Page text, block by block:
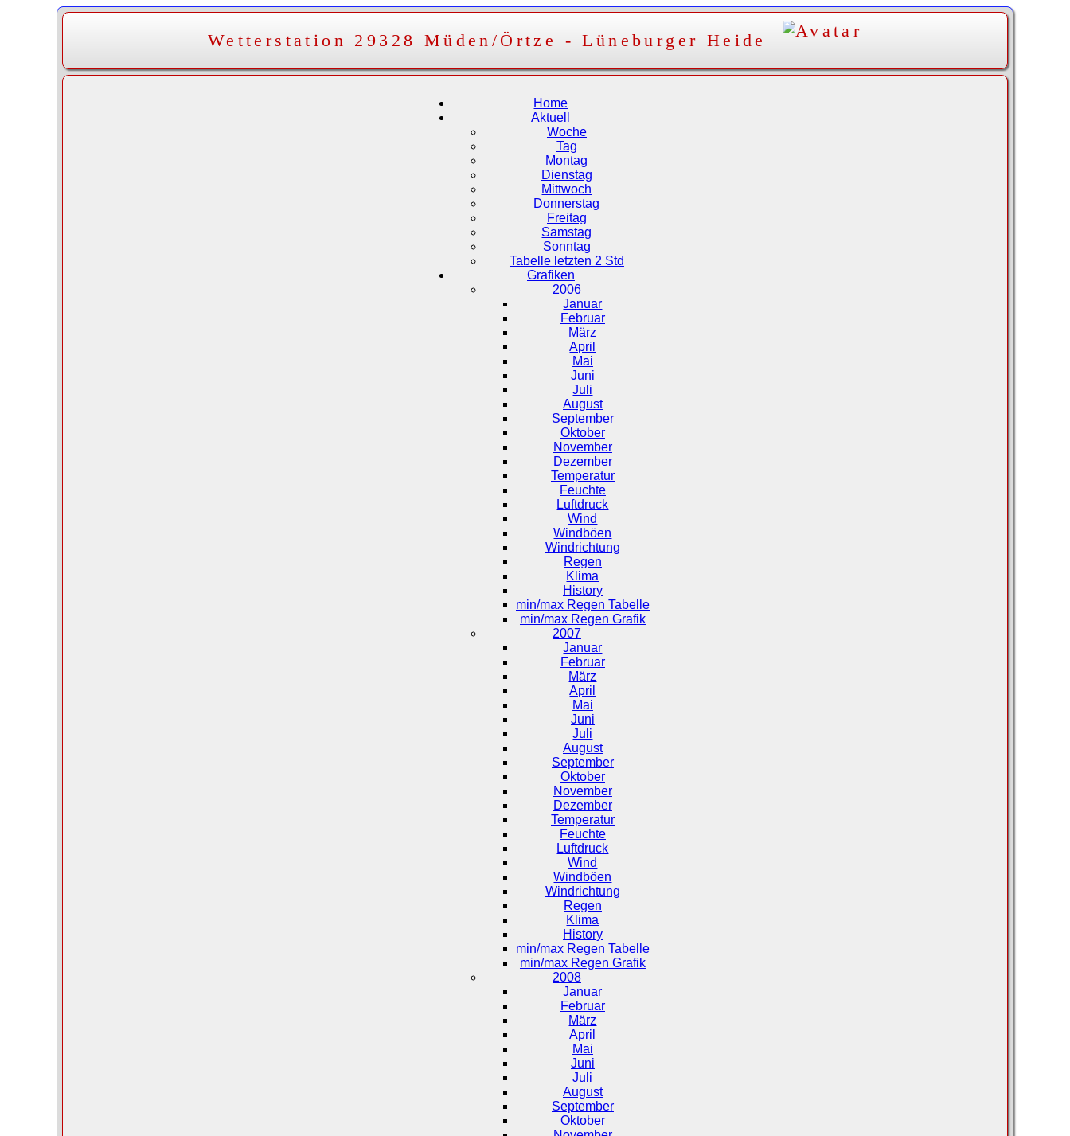
Wetterstation 29328 Müden/Örtze - Lüneburger Heide
Home
Aktuell
Woche
Tag
Montag
Dienstag
Mittwoch
Donnerstag
Freitag
Samstag
Sonntag
Tabelle letzten 2 Std
Grafiken
2006
Januar
Februar
März
April
Mai
Juni
Juli
August
September
Oktober
November
Dezember
Temperatur
Feuchte
Luftdruck
Wind
Windböen
Windrichtung
Regen
Klima
History
min/max Regen Tabelle
min/max Regen Grafik
2007
Januar
Februar
März
April
Mai
Juni
Juli
August
September
Oktober
November
Dezember
Temperatur
Feuchte
Luftdruck
Wind
Windböen
Windrichtung
Regen
Klima
History
min/max Regen Tabelle
min/max Regen Grafik
2008
Januar
Februar
März
April
Mai
Juni
Juli
August
September
Oktober